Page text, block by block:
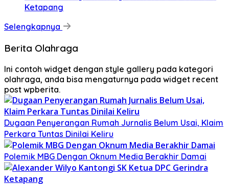
Ketapang
Selengkapnya
Berita Olahraga
Ini contoh widget dengan style gallery pada kategori
olahraga, anda bisa mengaturnya pada widget recent
post wpberita.
Dugaan Penyerangan Rumah Jurnalis Belum Usai, Klaim
Perkara Tuntas Dinilai Keliru
Polemik MBG Dengan Oknum Media Berakhir Damai